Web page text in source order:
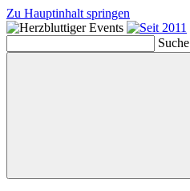
Zu Hauptinhalt springen